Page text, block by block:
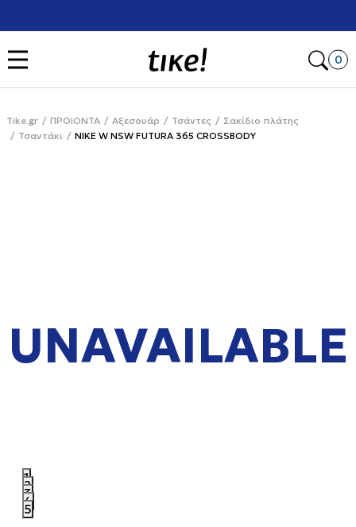
0
Tike.gr ΠΡΟΙΟΝΤΑ Αξεσουάρ Τσάντες
Σακίδιο πλάτης
Τσαντάκι
NIKE W NSW FUTURA 365 CROSSBODY
1
2
3
4
5
UNAVAILABLE